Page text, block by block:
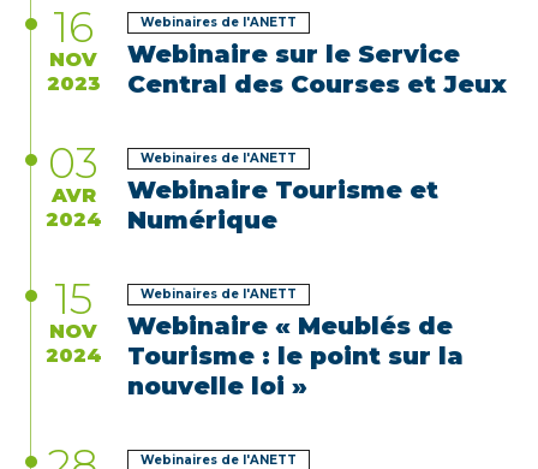
16
NOV
2023
Webinaires de l'ANETT
Webinaire sur le Service
Central des Courses et Jeux
03
AVR
2024
Webinaires de l'ANETT
Webinaire Tourisme et
Numérique
15
NOV
2024
Webinaires de l'ANETT
Webinaire « Meublés de
Tourisme : le point sur la
nouvelle loi »
Webinaires de l'ANETT